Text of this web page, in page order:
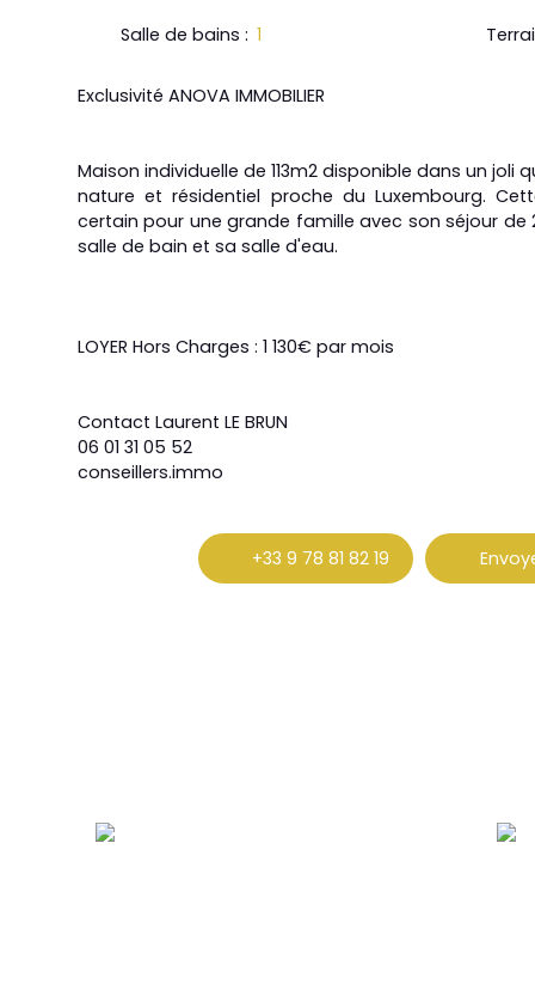
Salle de bains : 1
Exclusivité ANOVA IMMOBILIER
Maison individuelle de 113m2 disponible dans un joli
nature et résidentiel proche du Luxembourg.
certain pour une grande famille avec son séjour de
salle de bain et sa salle d'eau.
LOYER Hors Charges : 1 130€ par mois
Contact Laurent LE BRUN
06 01 31 05 52
conseillers.immo
+33 9 78 81 82 19